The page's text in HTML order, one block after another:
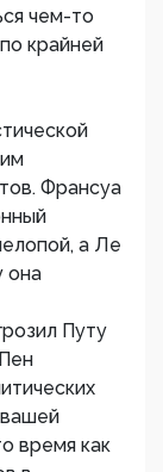
чем-то
крайней
Франсуа
а Ле
она
Путу
время как